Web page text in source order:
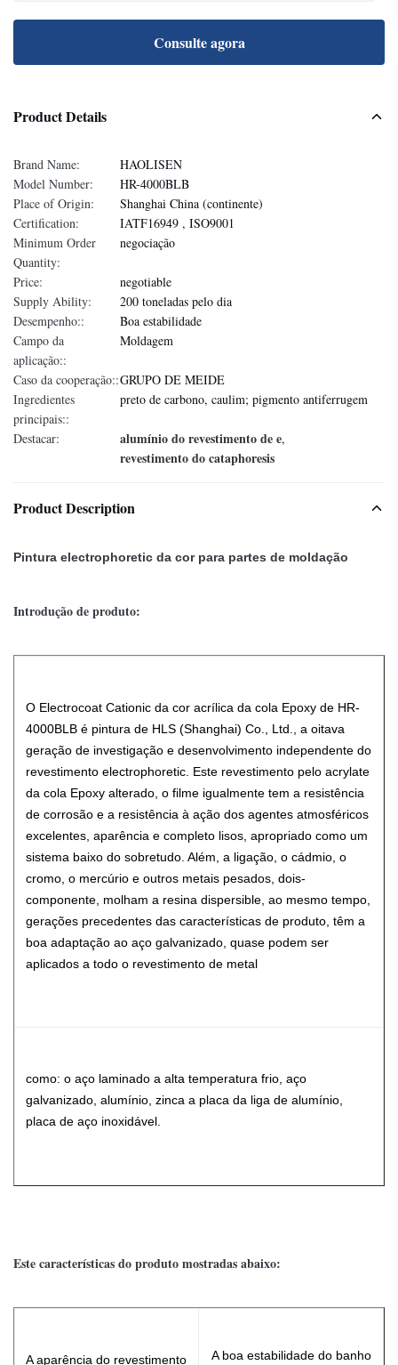
Consulte agora
Product Details
Brand Name:
HAOLISEN
Model Number:
HR-4000BLB
Place of Origin:
Shanghai China (continente)
Certification:
IATF16949 , ISO9001
Minimum Order
Quantity:
negociação
Price:
negotiable
Supply Ability:
200 toneladas pelo dia
Desempenho::
Boa estabilidade
Campo da
aplicação::
Moldagem
Caso da cooperação::GRUPO DE MEIDE
Ingredientes
principais::
preto de carbono, caulim; pigmento antiferrugem
Destacar: alumínio do revestimento de e,
revestimento do cataphoresis
Product Description
Pintura electrophoretic da cor para partes de moldação
Introdução de produto:
O Electrocoat Cationic da cor acrílica da cola Epoxy de HR-
4000BLB é pintura de HLS (Shanghai) Co., Ltd., a oitava
geração de investigação e desenvolvimento independente do
revestimento electrophoretic. Este revestimento pelo acrylate
da cola Epoxy alterado, o filme igualmente tem a resistência
de corrosão e a resistência à ação dos agentes atmosféricos
excelentes, aparência e completo lisos, apropriado como um
sistema baixo do sobretudo. Além, a ligação, o cádmio, o
cromo, o mercúrio e outros metais pesados, dois-
componente, molham a resina dispersible, ao mesmo tempo,
gerações precedentes das características de produto, têm a
boa adaptação ao aço galvanizado, quase podem ser
aplicados a todo o revestimento de metal
como: o aço laminado a alta temperatura frio, aço
galvanizado, alumínio, zinca a placa da liga de alumínio,
placa de aço inoxidável.
Este características do produto mostradas abaixo:
A aparência do revestimento A boa estabilidade do banho